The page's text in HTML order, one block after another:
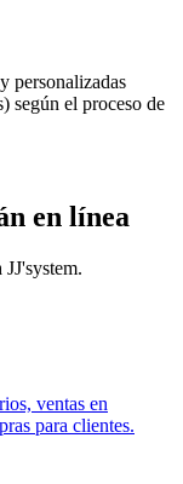
personalizadas
según el proceso de
en línea
ventas en
para clientes.